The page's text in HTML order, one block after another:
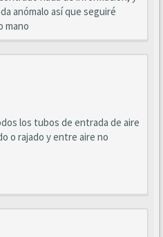
anómalo así que seguiré
mano
los tubos de entrada de aire
o rajado y entre aire no